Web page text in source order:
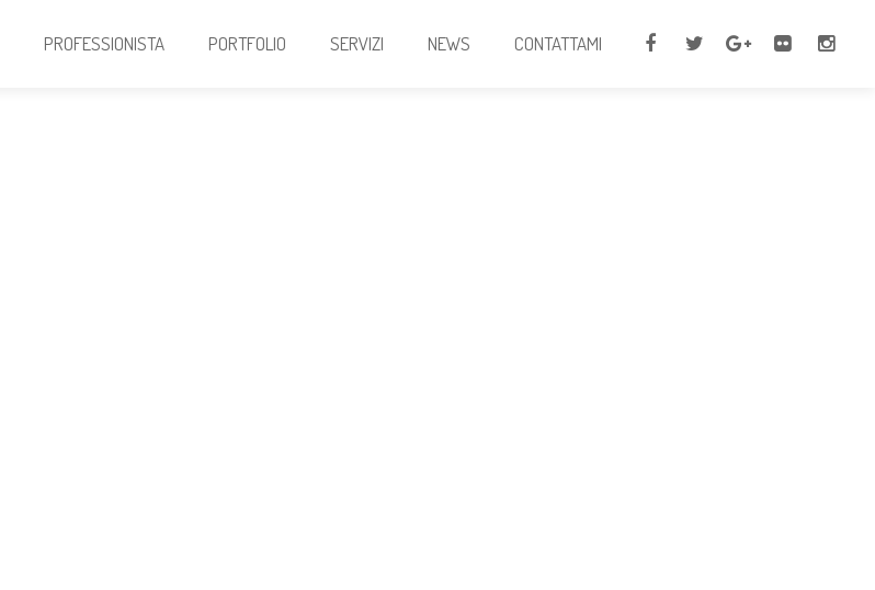
PROFESSIONISTA PORTFOLIO SERVIZI NEWS CONTATTAMI